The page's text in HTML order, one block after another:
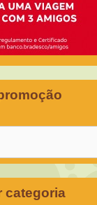
categoria